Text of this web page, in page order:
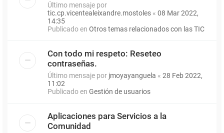
Último mensaje por
tic.cp.vicentealeixandre.mostoles « 08 Mar 2022,
14:35
Publicado en Otros temas relacionados con las TIC
Con todo mi respeto: Reseteo
contraseñas.
Último mensaje por jmoyayanguela « 28 Feb 2022,
11:02
Publicado en Gestión de usuarios
Aplicaciones para Servicios a la
Comunidad